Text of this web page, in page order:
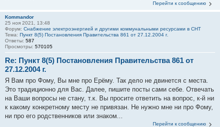
Перейти к сообщению
Kommandor
25 ноя 2021, 13:48
Форум: Снабжение электроэнергией и другими коммунальными ресурсами в СНТ
Тема: Пункт 8(5) Постановления Правительства 861 от 27.12.2004 г.
Ответы: 587
Просмотры: 570105
Re: Пункт 8(5) Постановления Правительства 861 от
27.12.2004 г.
Я Вам про Фому, Вы мне про Ерёму. Так дело не двинется с места.
Это традиционно для Вас. Далее, пишите посты сами себе. Отвечать
на Ваши вопросы не стану, т.к. Вы просите ответить на вопрос, к-й ни
к какому конкретному месту не привязан. Не нужно мне ни про Фому,
ни про его родственников или знаком...
Перейти к сообщению